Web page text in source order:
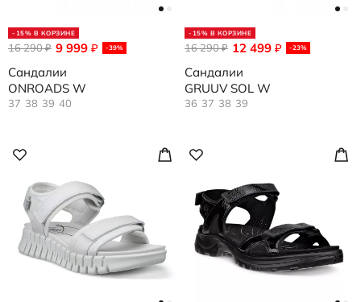
-15% В КОРЗИНЕ
9 999 ₽ -39%
16 290₽
Сандалии
ONROADS W
37 38 39 40
-15% В КОРЗИНЕ
12 499 ₽ -23%
16 290₽
Сандалии
GRUUV SOL W
36 37 38 39